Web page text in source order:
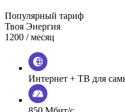
Популярный тариф
Твоя Энергия
1200 / месяц
Интернет + ТВ для